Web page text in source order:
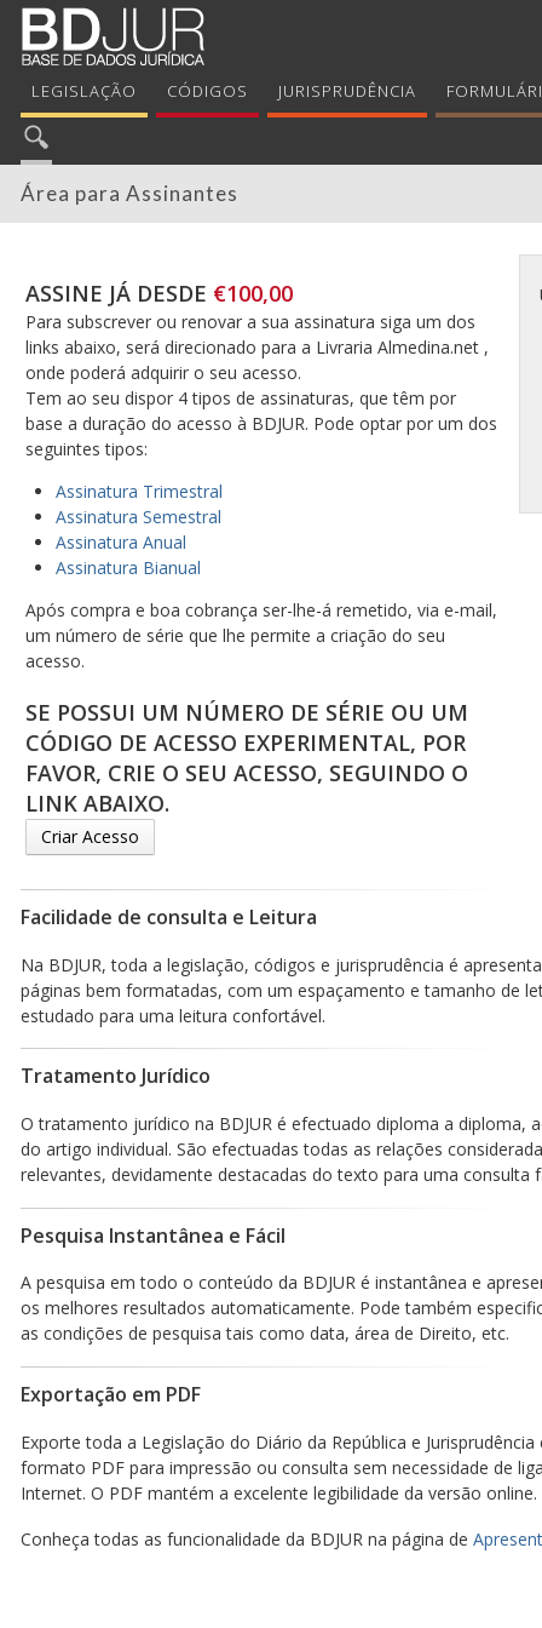
LEGISLAÇÃO CÓDIGOS JURISPRUDÊNCIA
Área para Assinantes
ASSINE JÁ DESDE €100,00
Para subscrever ou renovar a sua assinatura siga um dos
links abaixo, será direcionado para a Livraria Almedina.net ,
onde poderá adquirir o seu acesso.
Tem ao seu dispor 4 tipos de assinaturas, que têm por
base a duração do acesso à BDJUR. Pode optar por um dos
seguintes tipos:
Assinatura Trimestral
Assinatura Semestral
Assinatura Anual
Assinatura Bianual
Após compra e boa cobrança ser-lhe-á remetido, via e-mail,
um número de série que lhe permite a criação do seu
acesso.
SE POSSUI UM NÚMERO DE SÉRIE OU UM
CÓDIGO DE ACESSO EXPERIMENTAL, POR
FAVOR, CRIE O SEU ACESSO, SEGUINDO O
LINK ABAIXO.
Criar Acesso
Facilidade de consulta e Leitura
Na BDJUR, toda a legislação, códigos e jurisprudência é
páginas bem formatadas, com um espaçamento e tamanho de
estudado para uma leitura confortável.
Tratamento Jurídico
O tratamento jurídico na BDJUR é efectuado diploma a diploma,
do artigo individual. São efectuadas todas as relações
relevantes, devidamente destacadas do texto para uma consulta
Pesquisa Instantânea e Fácil
A pesquisa em todo o conteúdo da BDJUR é instantânea e
os melhores resultados automaticamente. Pode também
as condições de pesquisa tais como data, área de Direito, etc.
Exportação em PDF
Exporte toda a Legislação do Diário da República e Jurisprudência
formato PDF para impressão ou consulta sem necessidade de
Internet. O PDF mantém a excelente legibilidade da versão online.
Conheça todas as funcionalidade da BDJUR na página de